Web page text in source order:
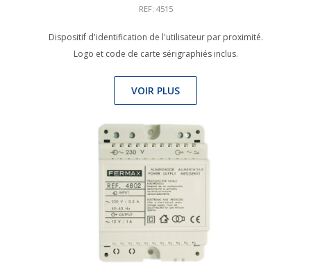
REF: 4515
Dispositif d'identification de l'utilisateur par proximité.
Logo et code de carte sérigraphiés inclus.
VOIR PLUS